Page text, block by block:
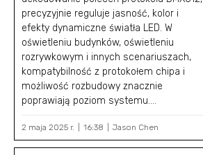
precyzyjnie reguluje jasność, kolor i
efekty dynamiczne światła LED. W
oświetleniu budynków, oświetleniu
rozrywkowym i innych scenariuszach,
kompatybilność z protokołem chipa i
możliwość rozbudowy znacznie
poprawiają poziom systemu....
2 maja 2025 r. 16:38 Jason Chen